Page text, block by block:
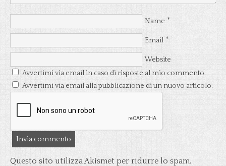
Name *
Email *
Website
Avvertimi via email in caso di risposte al mio commento.
Avvertimi via email alla pubblicazione di un nuovo articolo.
Questo sito utilizza Akismet per ridurre lo spam.